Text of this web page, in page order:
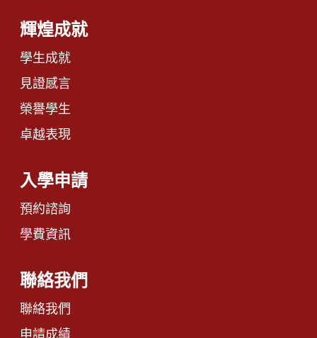
輝煌成就
學生成就
見證感言
榮譽學生
卓越表現
入學申請
預約諮詢
學費資訊
聯絡我們
聯絡我們
申請成績